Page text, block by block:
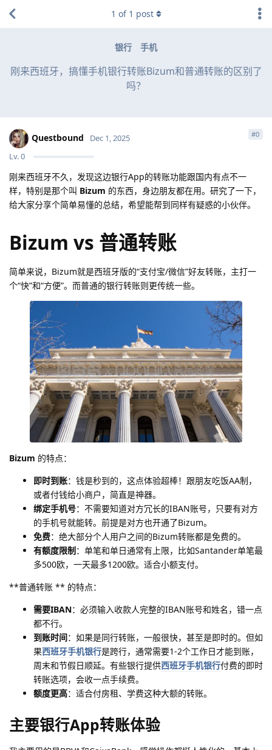
银行 手机
刚来西班牙，搞懂手机银行转账Bizum和普通转账的区别了
吗？
1 of 1 post
Questbound
Lv.0
Dec 1, 2025 #0
刚来西班牙不久，发现这边银行App的转账功能跟国内有点不一
样，特别是那个叫 Bizum 的东西，身边朋友都在用。研究了一下，
给大家分享个简单易懂的总结，希望能帮到同样有疑惑的小伙伴。
Bizum vs 普通转账
简单来说，Bizum就是西班牙版的“支付宝/微信”好友转账，主打一
个“快”和“方便”。而普通的银行转账则更传统一些。
Bizum 的特点：
即时到账：钱是秒到的，这点体验超棒！跟朋友吃饭AA制，
或者付钱给小商户，简直是神器。
绑定手机号：不需要知道对方冗长的IBAN账号，只要有对方
的手机号就能转。前提是对方也开通了Bizum。
免费：绝大部分个人用户之间的Bizum转账都是免费的。
有额度限制：单笔和单日通常有上限，比如Santander单笔最
多500欧，一天最多1200欧。适合小额支付。
**普通转账 ** 的特点：
需要IBAN：必须输入收款人完整的IBAN账号和姓名，错一点
都不行。
到账时间：如果是同行转账，一般很快，甚至是即时的。但如
果西班牙手机银行是跨行，通常需要1-2个工作日才能到账，
周末和节假日顺延。有些银行提供西班牙手机银行付费的即时
转账选项，会收一点手续费。
额度更高：适合付房租、学费这种大额的转账。
主要银行App转账体验